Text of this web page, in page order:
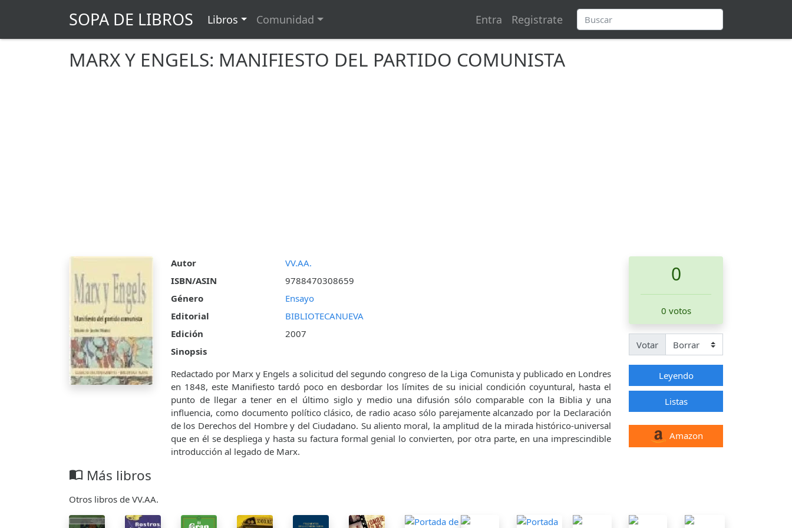
SOPA DE LIBROS Libros Comunidad Entra Registrate
MARX Y ENGELS: MANIFIESTO DEL PARTIDO COMUNISTA
Autor
VV.AA.
ISBN/ASIN
9788470308659
Género
Ensayo
Editorial
BIBLIOTECANUEVA
Edición
2007
Sinopsis
Redactado por Marx y Engels a solicitud del segundo congreso de la Liga Comunista y publicado en Londres
en 1848, este Manifiesto tardó poco en desbordar los límites de su inicial condición coyuntural, hasta el
punto de llegar a tener en el último siglo y medio una difusión sólo comparable con la Biblia y una
influencia, como documento político clásico, de radio acaso sólo parejamente alcanzado por la Declaración
de los Derechos del Hombre y del Ciudadano. Su aliento moral, la amplitud de la mirada histórico-universal
que en él se despliega y hasta su factura formal genial lo convierten, por otra parte, en una imprescindible
introducción al legado de Marx.
0
0 votos
Votar
Leyendo
Listas
Amazon
import_contacts Más libros
Otros libros de VV.AA.